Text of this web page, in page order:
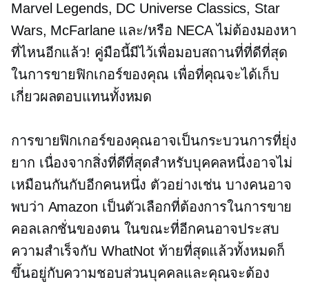
Marvel Legends, DC Universe Classics, Star
Wars, McFarlane และ/หรือ NECA ไม่ต้องมองหา
ที่ไหนอีกแล้ว! คู่มือนี้มีไว้เพื่อมอบสถานที่ที่ดีที่สุด
ในการขายฟิกเกอร์ของคุณ เพื่อที่คุณจะได้เก็บ
เกี่ยวผลตอบแทนทั้งหมด
การขายฟิกเกอร์ของคุณอาจเป็นกระบวนการที่ยุ่ง
ยาก เนื่องจากสิ่งที่ดีที่สุดสำหรับบุคคลหนึ่งอาจไม่
เหมือนกันกับอีกคนหนึ่ง ตัวอย่างเช่น บางคนอาจ
พบว่า Amazon เป็นตัวเลือกที่ต้องการในการขาย
คอลเลกชั่นของตน ในขณะที่อีกคนอาจประสบ
ความสำเร็จกับ WhatNot ท้ายที่สุดแล้วทั้งหมดก็
ขึ้นอยู่กับความชอบส่วนบุคคลและคุณจะต้อง